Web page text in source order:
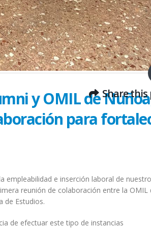
Share this
y OMIL de
para
empleabilidad e inserción laboral de
reunión de colaboración entre la OMIL
de Estudios.
de efectuar este tipo de instancias